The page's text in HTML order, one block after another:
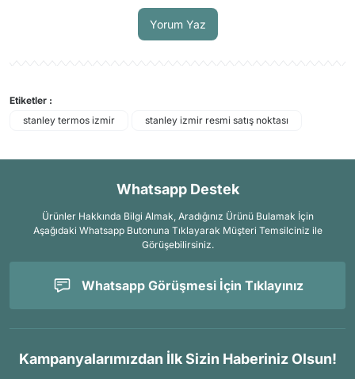
Yorum Yaz
Etiketler :
stanley termos izmir
stanley izmir resmi satış noktası
Whatsapp Destek
Ürünler Hakkında Bilgi Almak, Aradığınız Ürünü Bulamak İçin
Aşağıdaki Whatsapp Butonuna Tıklayarak Müşteri Temsilciniz ile
Görüşebilirsiniz.
Whatsapp Görüşmesi İçin Tıklayınız
Kampanyalarımızdan İlk Sizin Haberiniz Olsun!